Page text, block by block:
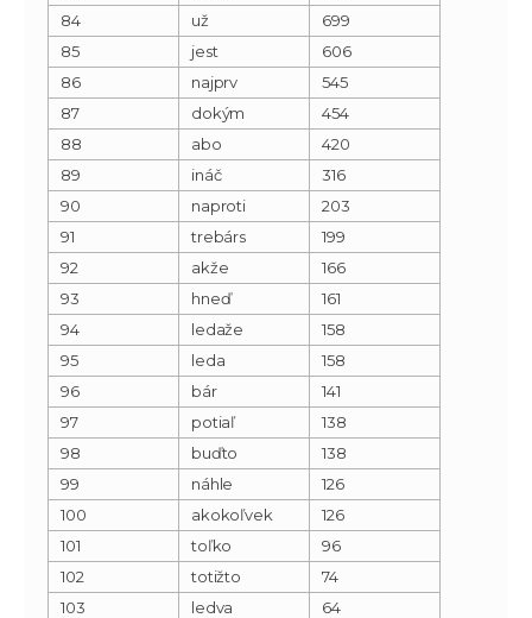
84
už
699
85
jest
606
86
najprv
545
87
dokým
454
88
abo
420
89
ináč
316
90
naproti
203
91
trebárs
199
92
akže
166
93
hneď
161
94
ledaže
158
95
leda
158
96
bár
141
97
potiaľ
138
98
buďto
138
99
náhle
126
100
akokoľvek
126
101
toľko
96
102
totižto
74
103
ledva
64